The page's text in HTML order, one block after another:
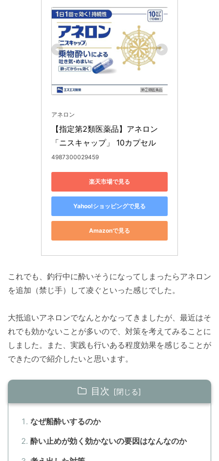
アネロン
【指定第2類医薬品】アネロン
「ニスキャップ」 10カプセル
4987300029459
楽天市場で見る
Yahoo!ショッピングで見る
Amazonで見る
これでも、釣行中に酔いそうになってしまったらアネロン
を追加（禁じ手）して凌ぐといった感じでした。
大抵追いアネロンでなんとかなってきましたが、最近はそ
れでも効かないことが多いので、対策を考えてみることに
しました。また、実践も行いある程度効果を感じることが
できたので紹介したいと思います。
目次
なぜ船酔いするのか
酔い止めが効く効かないの要因はなんなのか